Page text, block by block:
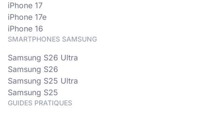
iPhone 17
iPhone 17e
iPhone 16
SMARTPHONES SAMSUNG
Samsung S26 Ultra
Samsung S26
Samsung S25 Ultra
Samsung S25
GUIDES PRATIQUES